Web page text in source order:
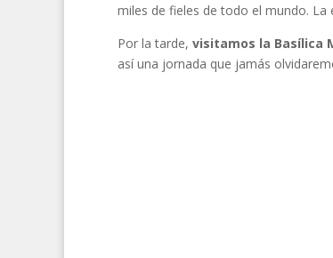
miles de fieles de todo el mundo.
Por la tarde, visitamos la Basílica
así una jornada que jamás